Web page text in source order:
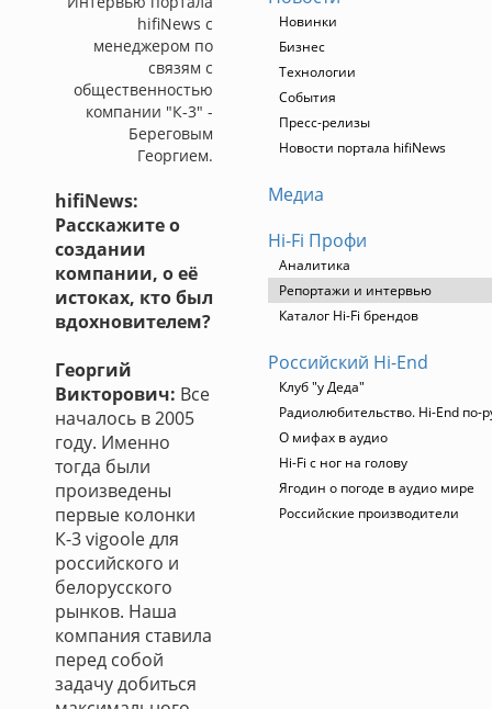
hifiNews с
менеджером по
связям с
общественностью
компании "К-3" -
Береговым
Георгием.
hifiNews:
Расскажите о
создании
компании, о её
истоках, кто был
вдохновителем?
Георгий
Викторович: Все
началось в 2005
году. Именно
тогда были
произведены
первые колонки
К-3 vigoole для
российского и
белорусского
рынков. Наша
компания ставила
перед собой
задачу добиться
Новинки
Бизнес
Технологии
События
Пресс-релизы
Новости портала hifiNews
Медиа
Hi-Fi Профи
Аналитика
Репортажи и интервью
Каталог Hi-Fi брендов
Российский Hi-End
Клуб "у Деда"
Радиолюбительство. Hi-End по-
О мифах в аудио
Hi-Fi с ног на голову
Ягодин о погоде в аудио мире
Российские производители